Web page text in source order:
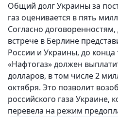
Общий долг Украины за
газ оценивается в пять
Согласно
встрече в Берлине
России и Украины, до конца
«Нафтогаз» должен
долларов, в том числе 2
октября. Это позволит
российского газа Украине,
перевела на режим